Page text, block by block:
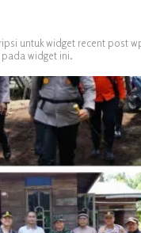
untuk widget recent post
widget ini.